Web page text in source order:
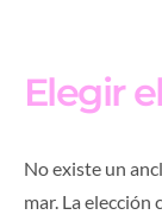
Elegir
No existe un
mar. La